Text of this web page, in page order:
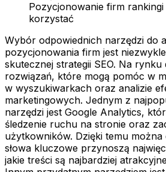
Pozycjonowanie firm
korzystać
Wybór odpowiednich narzędzi do
pozycjonowania firm jest
skutecznej strategii SEO. Na
rozwiązań, które mogą pomóc w
w wyszukiwarkach oraz analizie
marketingowych. Jednym z
narzędzi jest Google Analytics,
śledzenie ruchu na stronie oraz
użytkowników. Dzięki temu można
słowa kluczowe przynoszą
jakie treści są najbardziej